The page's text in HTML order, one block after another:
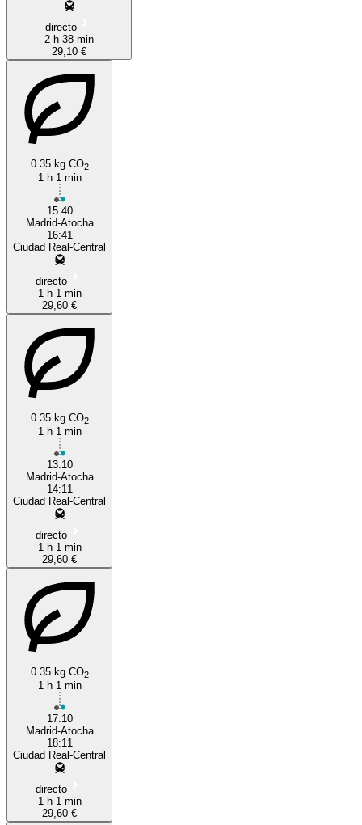
directo
2 h 38 min
29,10 €
0.35 kg CO2
1 h 1 min
15:40
Madrid-Atocha
16:41
Ciudad Real-Central
directo
1 h 1 min
29,60 €
0.35 kg CO2
1 h 1 min
13:10
Madrid-Atocha
14:11
Ciudad Real-Central
directo
1 h 1 min
29,60 €
0.35 kg CO2
1 h 1 min
17:10
Madrid-Atocha
18:11
Ciudad Real-Central
directo
1 h 1 min
29,60 €